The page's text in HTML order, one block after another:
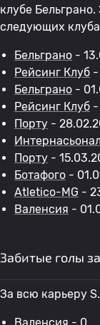
клубе
следующих
Бельграно -
Рейсинг Клуб -
Бельграно -
Рейсинг Клуб -
Порту -
Порту -
Ботафого -
Atletico-MG -
Валенсия -
Забитые голы
За всю карьеру